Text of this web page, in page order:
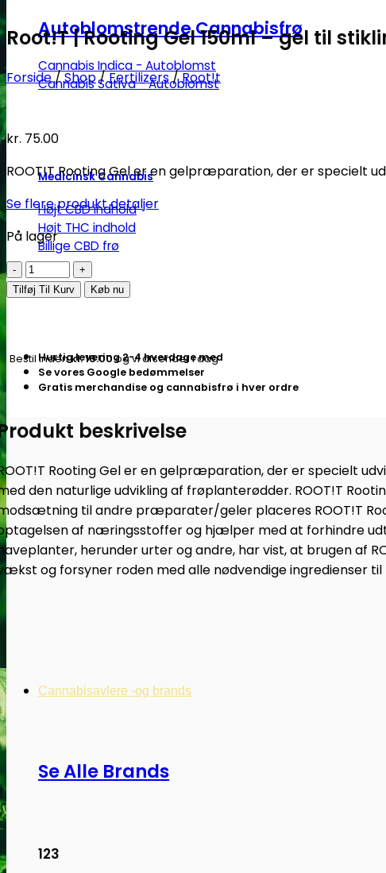
Autoblomstrende Cannabisfrø
Cannabis Indica - Autoblomst
Cannabis Sativa - Autoblomst
Medicinsk Cannabis
Højt CBD indhold
Højt THC indhold
Billige CBD frø
Cannabisavlere -og brands
Se Alle Brands
123
Root!T | Rooting Gel 150ml – gel til
Forside/Shop/Fertilizers/Root!t
kr. 75.00
ROOT!T Rooting Gel er en gelpræparation, der er specielt
Se flere produkt detaljer
På lager
Root!T
|
-
gel
stiklinger
Tilføj Til Kurv Køb nu
Bestil indenkl. 16.00og vi afsender i dag
Hurtig levering 2-4 hverdage med
Se vores Google bedømmelser
Gratis merchandise og cannabisfrø i hver ordre
beskrivelse
Rooting Gel er en gelpræparation, der er specielt
den naturlige udvikling af frøplanterødder. ROOT!T
til andre præparater/geler placeres ROOT!T
af næringsstoffer og hjælper med at forhindre
herunder urter og andre, har vist, at brugen af
og forsyner roden med alle nødvendige ingredienser